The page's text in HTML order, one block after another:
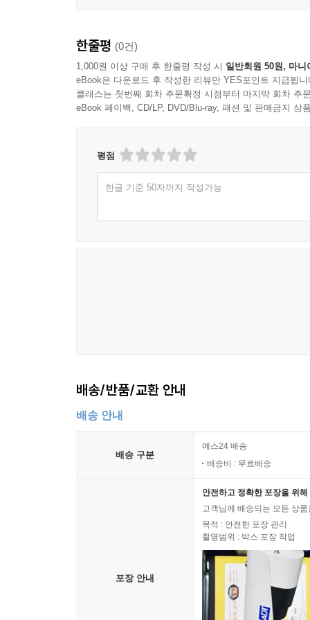
Case 16. 자산운용사·자사주 스크리닝 시스템
11장 마치며 — 데이터·시장·AI를 잇는 5가지 원칙
후기 — 집필을 마치며
한줄평 (0건)
1,000원 이상 구매 후 한줄평 작성 시 일반회원 50원, 마니
eBook은 다운로드 후 작성한 리뷰만 YES포인트 지급됩니
클래스는 첫번째 회차 주문확정 시점부터 마지막 회차 주
eBook 페이백, CD/LP, DVD/Blu-ray, 패션 및 판매금지 상
평점
한글 기준 50자까지 작성가능
배송/반품/교환 안내
배송 안내
배송 구분
예스24 배송
배송비 : 무료배송
포장 안내
안전하고 정확한 포장을 위
고객님께 배송되는 모든 상
목적 : 안전한 포장 관리
촬영범위 : 박스 포장 작업